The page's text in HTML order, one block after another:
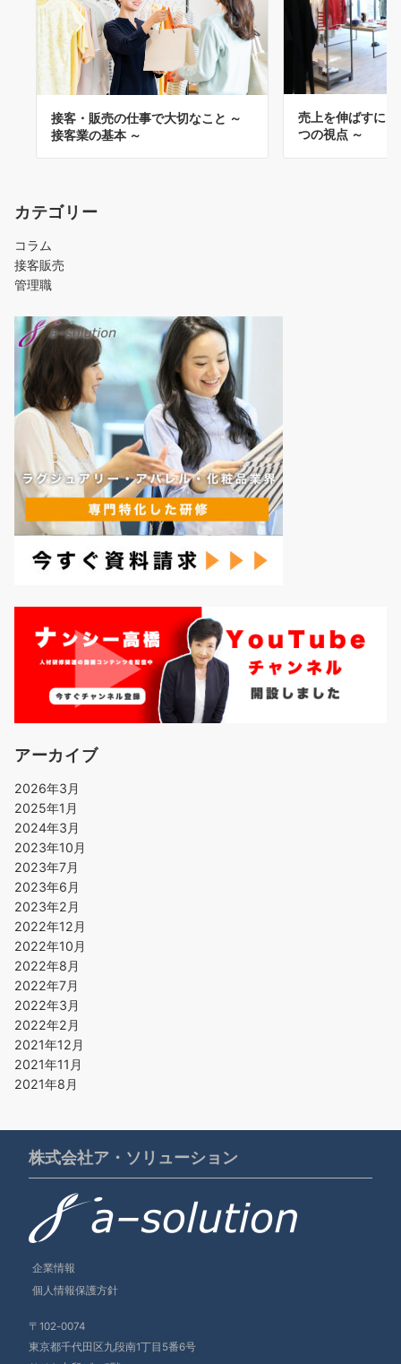
接客・販売の仕事で大切なこと ～
接客業の基本 ～
売上を伸ばすに
つの視点 ～
カテゴリー
コラム
接客販売
管理職
アーカイブ
2026年3月
2025年1月
2024年3月
2023年10月
2023年7月
2023年6月
2023年2月
2022年12月
2022年10月
2022年8月
2022年7月
2022年3月
2022年2月
2021年12月
2021年11月
2021年8月
株式会社ア・ソリューション
企業情報
個人情報保護方針
〒102-0074
東京都千代田区九段南1丁目5番6号